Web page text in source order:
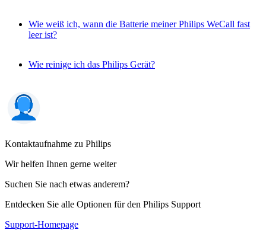
Wie weiß ich, wann die Batterie meiner Philips WeCall fast
leer ist?
Wie reinige ich das Philips Gerät?
Kontaktaufnahme zu Philips
Wir helfen Ihnen gerne weiter
Suchen Sie nach etwas anderem?
Entdecken Sie alle Optionen für den Philips Support
Support-Homepage